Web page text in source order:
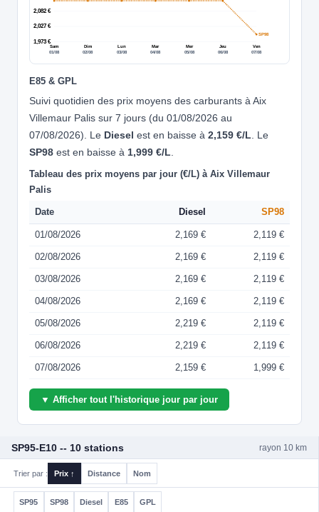
1,973 €
2,027 €
2,082 €
Sam
01/08
Dim
02/08
Lun
03/08
Mar
04/08
Mer
05/08
Jeu
06/08
Ven
07/08
SP98
E85 & GPL
Suivi quotidien des prix moyens des carburants à Aix
Villemaur Palis sur 7 jours (du 01/08/2026 au
07/08/2026). Le Diesel est en baisse à 2,159 €/L . Le
SP98 est en baisse à 1,999 €/L
Tableau des prix moyens par jour (€/L) à Aix Villemaur
Palis
Date Diesel SP98
01/08/2026 2,169 € 2,119 €
02/08/2026 2,169 € 2,119 €
03/08/2026 2,169 € 2,119 €
04/08/2026 2,169 € 2,119 €
05/08/2026 2,219 € 2,119 €
06/08/2026 2,219 € 2,119 €
07/08/2026 2,159 € 1,999 €
▼ Afficher tout l'historique jour par jour
SP95-E10 -- 10 stations rayon 10 km
Trier par : Prix ↑ Distance Nom
SP95 SP98 Diesel E85 GPL